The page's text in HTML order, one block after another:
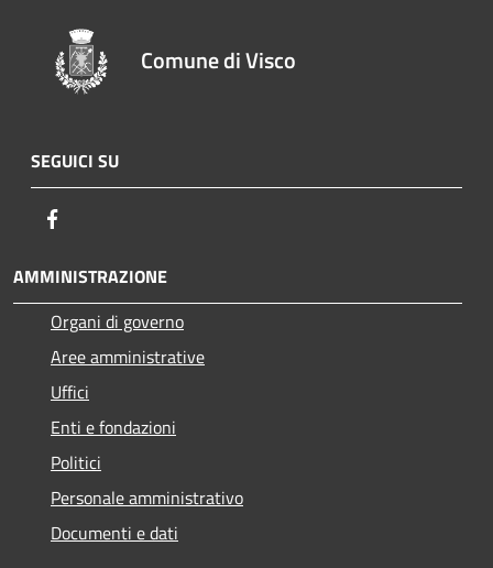
Comune di Visco
SEGUICI SU
AMMINISTRAZIONE
Organi di governo
Aree amministrative
Uffici
Enti e fondazioni
Politici
Personale amministrativo
Documenti e dati